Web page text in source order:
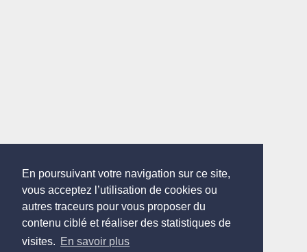
En poursuivant votre navigation sur ce site,
vous acceptez l’utilisation de cookies ou
autres traceurs pour vous proposer du
contenu ciblé et réaliser des statistiques de
visites. En savoir plus